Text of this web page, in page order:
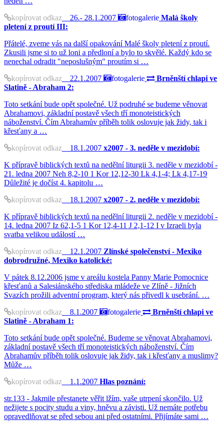
kopírovat odkaz 26.- 28.1.2007 fotogalerie Malá školy
pletení z proutí III:
Přátelé, zveme vás na další opakování Malé školy pletení z proutí.
Zkusili jsme si to už loni a předloní a bylo to skvělé. Každý kdo se
nenechal odradit "neposlušným" proutím si …
kopírovat odkaz 22.1.2007 fotogalerie
Brněnští chlapi ve
Slatině - Abraham 2:
Toto setkání bude opět společné. Už podruhé se budeme věnovat
Abrahamovi, základní postavě všech tří monoteistických
náboženství. Čím Abrahamův příběh tolik oslovuje jak židy, tak i
křesťany a …
kopírovat odkaz 18.1.2007 x2007 - 3. neděle v mezidobí:
K přípravě biblických textů na nedělní liturgii 3. neděle v mezidobí -
21. ledna 2007 Neh 8,2-10 1 Kor 12,12-30 Lk 4,1-4; Lk 4,17-19
Důležité je dočíst 4. kapitolu …
kopírovat odkaz 18.1.2007 x2007 - 2. neděle v mezidobí:
K přípravě biblických textů na nedělní liturgii 2. neděle v mezidobí -
14. ledna 2007 Iz 62,1-5 1 Kor 12,4-11 J 2,1-12 I v Izraeli byla
svatba velikou událostí …
kopírovat odkaz 12.1.2007 Zlínské společenství - Mexiko
dobrodružné, Mexiko katolické:
V pátek 8.12.2006 jsme v areálu kostela Panny Marie Pomocnice
křesťanů a Salesiánského střediska mládeže ve Zlíně - Jižních
Svazích prožili adventní program, který nás přivedl k usebrání. …
kopírovat odkaz 8.1.2007 fotogalerie
Brněnští chlapi ve
Slatině - Abraham 1:
Toto setkání bude opět společné. Budeme se věnovat Abrahamovi,
základní postavě všech tří monoteistických náboženství. Čím
Abrahamův příběh tolik oslovuje jak židy, tak i křesťany a muslimy?
Může …
kopírovat odkaz 1.1.2007 Hlas poznání:
str.133 - Jakmile přestanete věřit lžím, vaše utrpení skončilo. Už
nežijete s pocity studu a viny, hněvu a závisti. Už nemáte potřebu
opravedlňovat se před sebou ani před ostatními. Přijímáte sami …